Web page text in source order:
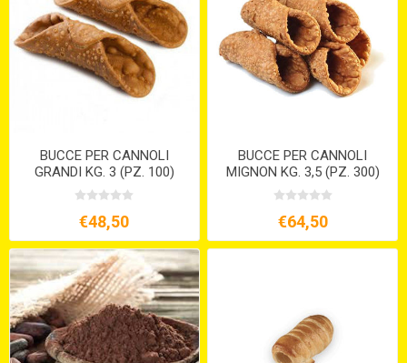
BUCCE PER CANNOLI
GRANDI KG. 3 (PZ. 100)
€48,50
BUCCE PER CANNOLI
MIGNON KG. 3,5 (PZ. 300)
€64,50